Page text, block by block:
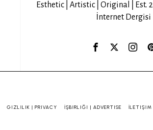
Esthetic | Artistic | Original | Est.
İnternet Dergisi
GIZLILIK | PRIVACY İŞBIRLIĞI | ADVERTISE İLETIŞIM